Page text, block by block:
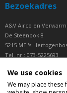
Bezoekadres
A&V Airco en
De Steenbok 8
5215 ME 's-
Tel. nr.: 073-5225693
Openingstijden
We use cookies
We may place